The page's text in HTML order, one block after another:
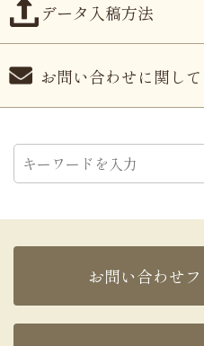
データ入稿方法
お問い合わせに関して
お問い合わせ